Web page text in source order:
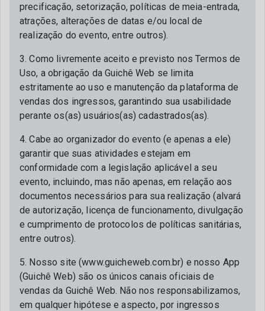
precificação, setorização, políticas de meia-entrada,
atrações, alterações de datas e/ou local de
realização do evento, entre outros).
3. Como livremente aceito e previsto nos Termos de
Uso, a obrigação da Guichê Web se limita
estritamente ao uso e manutenção da plataforma de
vendas dos ingressos, garantindo sua usabilidade
perante os(as) usuários(as) cadastrados(as).
4. Cabe ao organizador do evento (e apenas a ele)
garantir que suas atividades estejam em
conformidade com a legislação aplicável a seu
evento, incluindo, mas não apenas, em relação aos
documentos necessários para sua realização (alvará
de autorização, licença de funcionamento, divulgação
e cumprimento de protocolos de políticas sanitárias,
entre outros).
5. Nosso site (www.guicheweb.com.br) e nosso App
(Guichê Web) são os únicos canais oficiais de
vendas da Guichê Web. Não nos responsabilizamos,
em qualquer hipótese e aspecto, por ingressos